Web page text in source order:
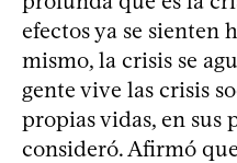
efectos ya se sienten
mismo, la crisis se
gente vive las crisis
propias vidas, en sus
consideró. Afirmó